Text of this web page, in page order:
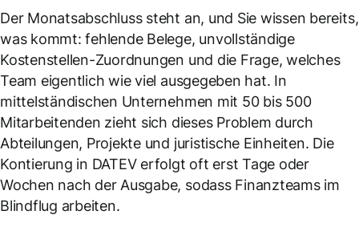
Der Monatsabschluss steht an, und Sie wissen bereits,
was kommt: fehlende Belege, unvollständige
Kostenstellen-Zuordnungen und die Frage, welches
Team eigentlich wie viel ausgegeben hat. In
mittelständischen Unternehmen mit 50 bis 500
Mitarbeitenden zieht sich dieses Problem durch
Abteilungen, Projekte und juristische Einheiten. Die
Kontierung in DATEV erfolgt oft erst Tage oder
Wochen nach der Ausgabe, sodass Finanzteams im
Blindflug arbeiten.